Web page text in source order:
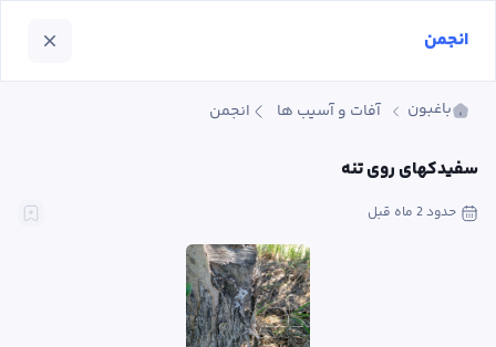
باغبون آفات و آسیب ها انجمن
سفیدکهای روی تنه
حدود 2 ماه قبل
انجمن